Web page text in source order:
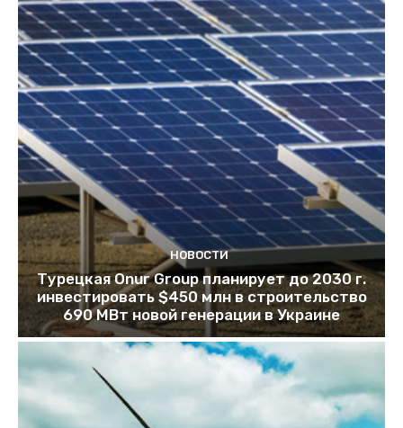
НОВОСТИ
Турецкая Onur Group планирует до 2030 г.
инвестировать $450 млн в строительство
690 МВт новой генерации в Украине